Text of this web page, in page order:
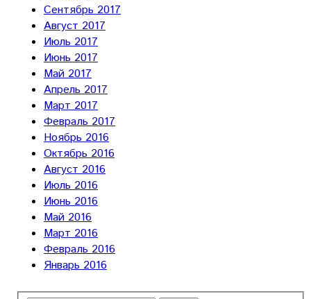
Сентябрь 2017
Август 2017
Июль 2017
Июнь 2017
Май 2017
Апрель 2017
Март 2017
Февраль 2017
Ноябрь 2016
Октябрь 2016
Август 2016
Июль 2016
Июнь 2016
Май 2016
Март 2016
Февраль 2016
Январь 2016